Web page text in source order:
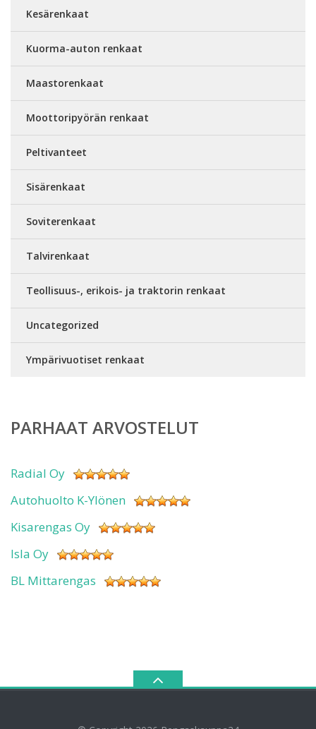
Kesärenkaat
Kuorma-auton renkaat
Maastorenkaat
Moottoripyörän renkaat
Peltivanteet
Sisärenkaat
Soviterenkaat
Talvirenkaat
Teollisuus-, erikois- ja traktorin renkaat
Uncategorized
Ympärivuotiset renkaat
PARHAAT ARVOSTELUT
Radial Oy
Autohuolto K-Ylönen
Kisarengas Oy
Isla Oy
BL Mittarengas